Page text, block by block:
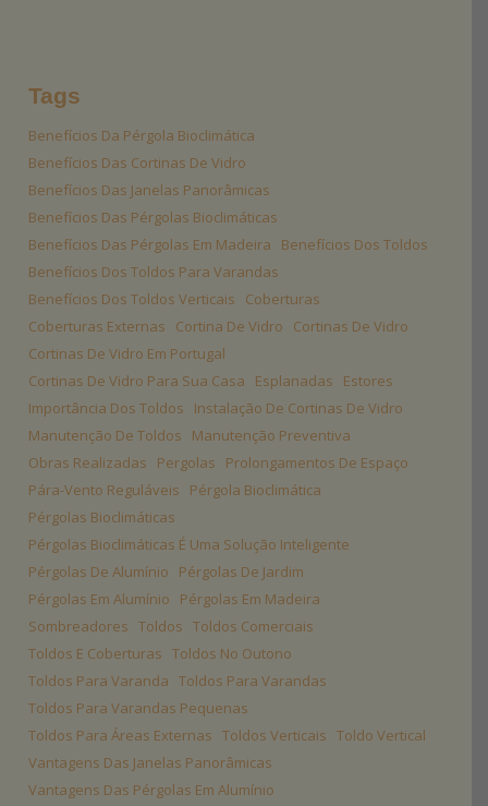
Tags
Benefícios Da Pérgola Bioclimática
Benefícios Das Cortinas De Vidro
Benefícios Das Janelas Panorâmicas
Benefícios Das Pérgolas Bioclimáticas
Benefícios Das Pérgolas Em Madeira
Benefícios Dos Toldos
Benefícios Dos Toldos Para Varandas
Benefícios Dos Toldos Verticais
Coberturas
Coberturas Externas
Cortina De Vidro
Cortinas De Vidro
Cortinas De Vidro Em Portugal
Cortinas De Vidro Para Sua Casa
Esplanadas
Estores
Importância Dos Toldos
Instalação De Cortinas De Vidro
Manutenção De Toldos
Manutenção Preventiva
Obras Realizadas
Pergolas
Prolongamentos De Espaço
Pára-Vento Reguláveis
Pérgola Bioclimática
Pérgolas Bioclimáticas
Pérgolas Bioclimáticas É Uma Solução Inteligente
Pérgolas De Alumínio
Pérgolas De Jardim
Pérgolas Em Alumínio
Pérgolas Em Madeira
Sombreadores Toldos Toldos Comerciais
Toldos E Coberturas Toldos No Outono
Toldos Para Varanda Toldos Para Varandas
Toldos Para Varandas Pequenas
Toldos Para Áreas Externas Toldos Verticais Toldo Vertical
Vantagens Das Janelas Panorâmicas
Vantagens Das Pérgolas Em Alumínio